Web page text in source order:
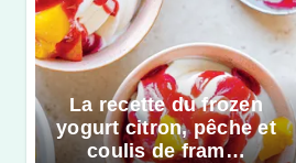
La recette du frozen
yogurt citron, pêche et
coulis de fram…